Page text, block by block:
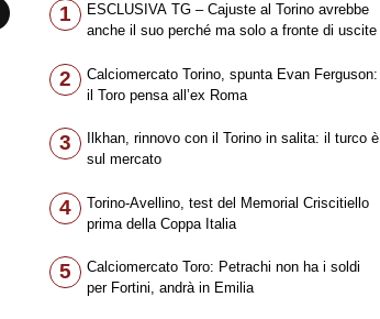
1
ESCLUSIVA TG – Cajuste al Torino avrebbe
anche il suo perché ma solo a fronte di uscite
2
Calciomercato Torino, spunta Evan Ferguson:
il Toro pensa all’ex Roma
3
Ilkhan, rinnovo con il Torino in salita: il turco è
sul mercato
4
Torino-Avellino, test del Memorial Criscitiello
prima della Coppa Italia
5
Calciomercato Toro: Petrachi non ha i soldi
per Fortini, andrà in Emilia